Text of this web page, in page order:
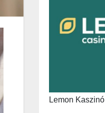
Lemon Kaszinó